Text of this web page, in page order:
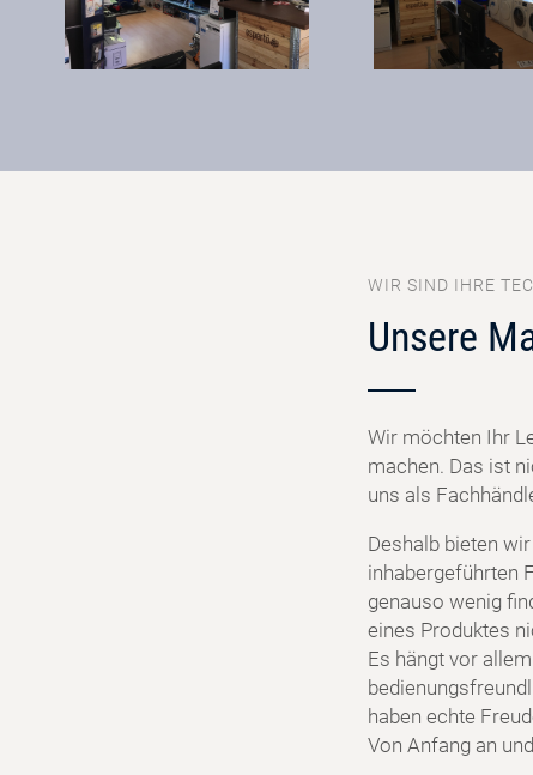
WIR SIND IHRE
Unsere
Wir möchten Ihr
machen. Das ist
uns als
Deshalb bieten
inhabergeführten
genauso wenig
eines Produktes
Es hängt vor
haben echte
Von Anfang an